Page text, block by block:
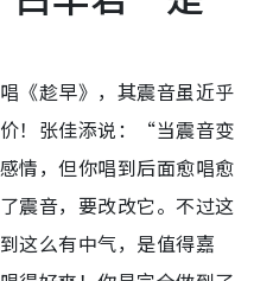
《趁早》，其震音虽近乎
！张佳添说：“当震音变
情，但你唱到后面愈唱愈
震音，要改改它。不过这
这么有中气，是值得嘉